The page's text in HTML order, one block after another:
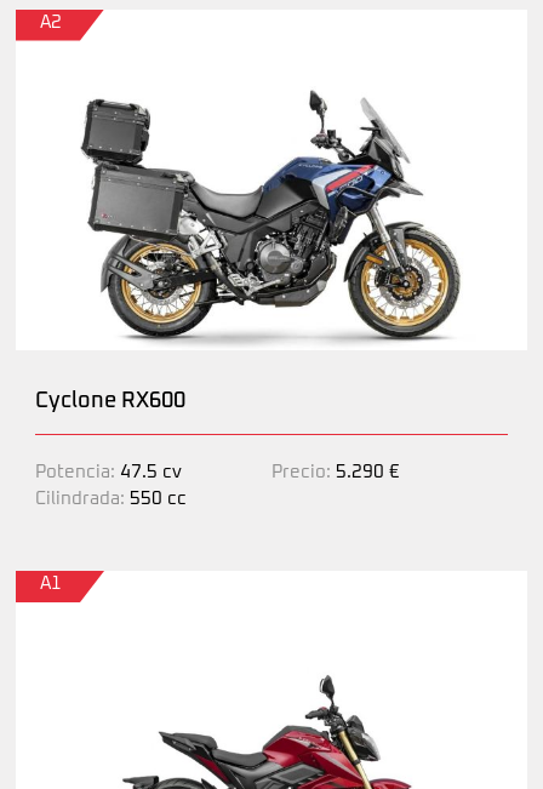
A2
Cyclone RX600
Potencia: 47.5 cv
Cilindrada: 550 cc
Precio: 5.290 €
A1